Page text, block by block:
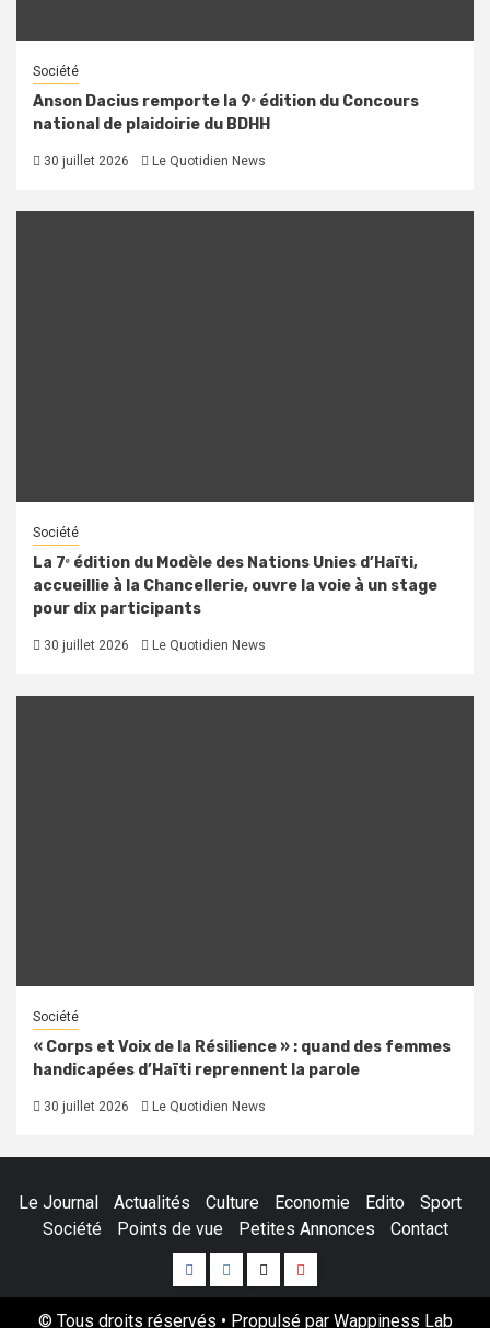
Société
Anson Dacius remporte la 9ᵉ édition du Concours
national de plaidoirie du BDHH
30 juillet 2026 Le Quotidien News
Société
La 7ᵉ édition du Modèle des Nations Unies d’Haïti,
accueillie à la Chancellerie, ouvre la voie à un stage
pour dix participants
30 juillet 2026 Le Quotidien News
Société
« Corps et Voix de la Résilience » : quand des femmes
handicapées d’Haïti reprennent la parole
30 juillet 2026 Le Quotidien News
Le Journal Actualités Culture Economie Edito
Sport
Société
Points de vue Petites Annonces Contact
FacebookInstagram
TwitterYoutube
© Tous droits réservés • Propulsé par Wappiness Lab